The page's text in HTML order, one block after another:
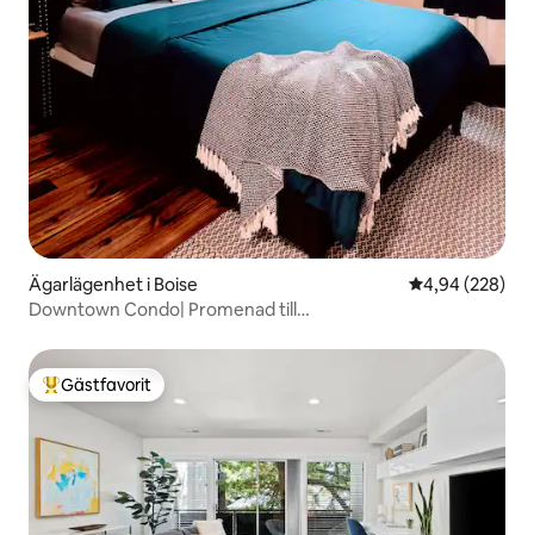
Ägarlägenhet i Boise 4,94 av 5 i
4,94 (228)
Downtown Condo| Promenad till
Populär gästfavorit
Gästfavorit